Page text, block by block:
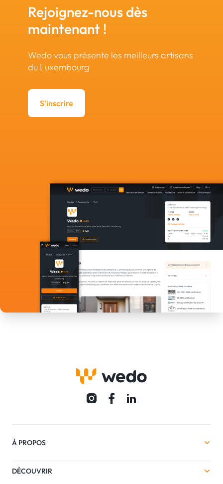
Rejoignez-nous dès
maintenant !
Wedo vous présente les meilleurs artisans
du Luxembourg
S'inscrire
À PROPOS
DÉCOUVRIR